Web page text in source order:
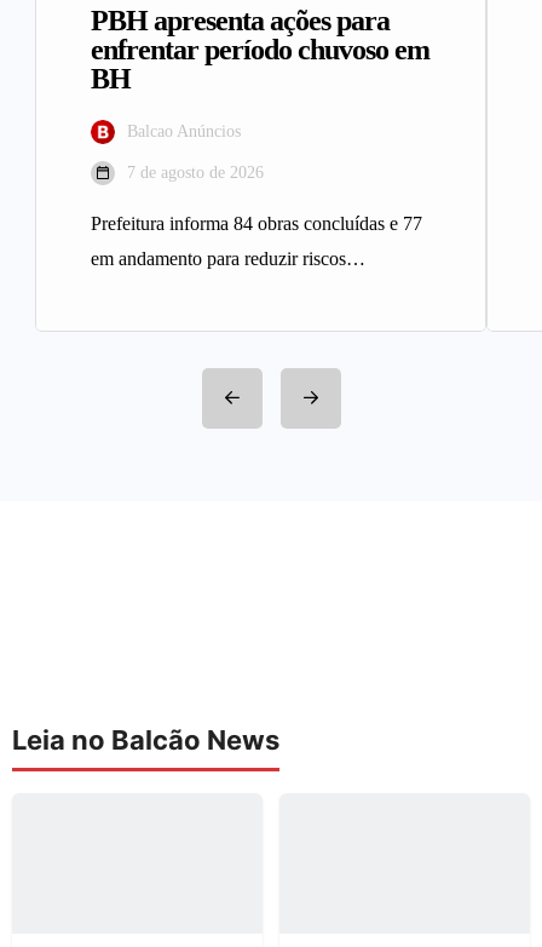
PBH apresenta ações para
enfrentar período chuvoso em
BH
Balcao Anúncios
7 de agosto de 2026
Prefeitura informa 84 obras concluídas e 77
em andamento para reduzir riscos
Horizonte…
Leia no Balcão News